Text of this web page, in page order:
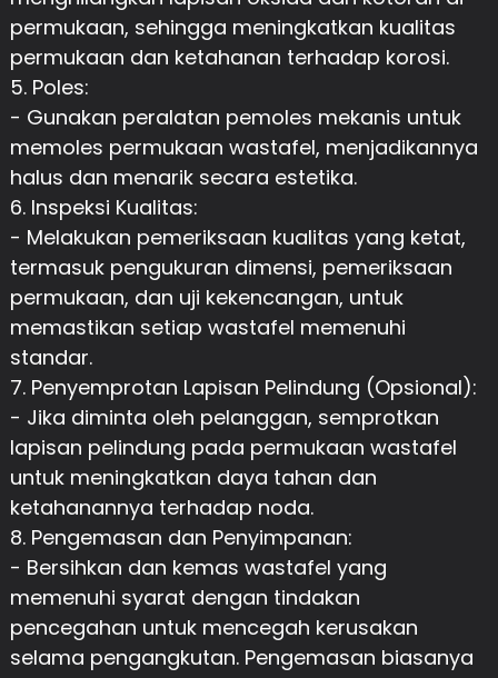
permukaan, sehingga meningkatkan kualitas
permukaan dan ketahanan terhadap korosi.
5. Poles:
- Gunakan peralatan pemoles mekanis untuk
memoles permukaan wastafel, menjadikannya
halus dan menarik secara estetika.
6. Inspeksi Kualitas:
- Melakukan pemeriksaan kualitas yang ketat,
termasuk pengukuran dimensi, pemeriksaan
permukaan, dan uji kekencangan, untuk
memastikan setiap wastafel memenuhi
standar.
7. Penyemprotan Lapisan Pelindung (Opsional):
- Jika diminta oleh pelanggan, semprotkan
lapisan pelindung pada permukaan wastafel
untuk meningkatkan daya tahan dan
ketahanannya terhadap noda.
8. Pengemasan dan Penyimpanan:
- Bersihkan dan kemas wastafel yang
memenuhi syarat dengan tindakan
pencegahan untuk mencegah kerusakan
selama pengangkutan. Pengemasan biasanya